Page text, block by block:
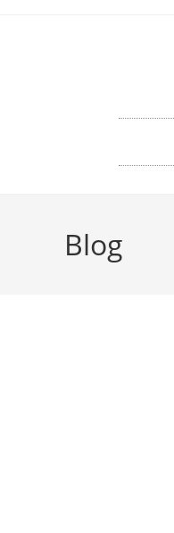
Blog